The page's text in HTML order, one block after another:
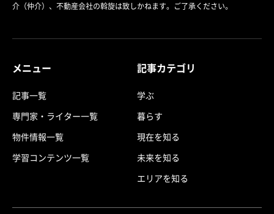
介（仲介）、不動産会社の斡旋は致しかねます。ご了承ください。
メニュー
記事一覧
専門家・ライター一覧
物件情報一覧
学習コンテンツ一覧
記事カテゴリ
学ぶ
暮らす
現在を知る
未来を知る
エリアを知る